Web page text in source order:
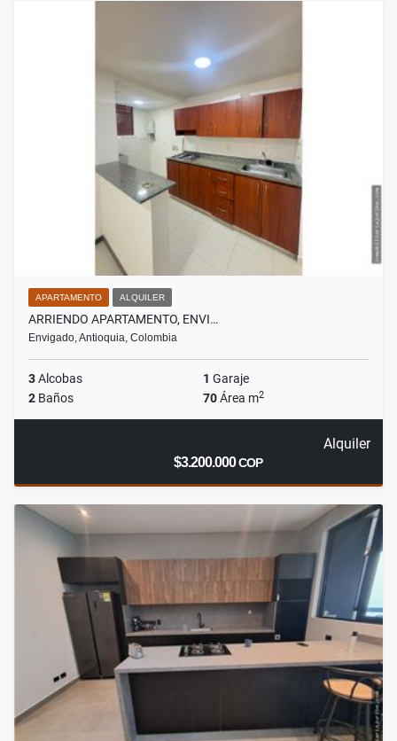
APARTAMENTO ALQUILER
ARRIENDO APARTAMENTO, ENVI…
Envigado, Antioquia, Colombia
3Alcobas 1 Garaje
2 Baños 70Área m2
Alquiler
$3.200.000COP